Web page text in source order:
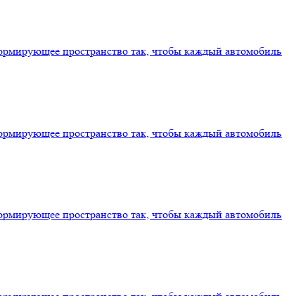
пространство так, чтобы каждый
пространство так, чтобы каждый
пространство так, чтобы каждый